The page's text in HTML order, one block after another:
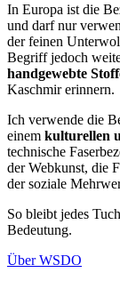
In Europa ist die
und darf nur
der feinen
Begriff jedoch
handgewebte
Kaschmir erinnern.
Ich verwende die
einem kulturellen
technische
der Webkunst, die
der soziale
So bleibt jedes
Bedeutung.
Über WSDO